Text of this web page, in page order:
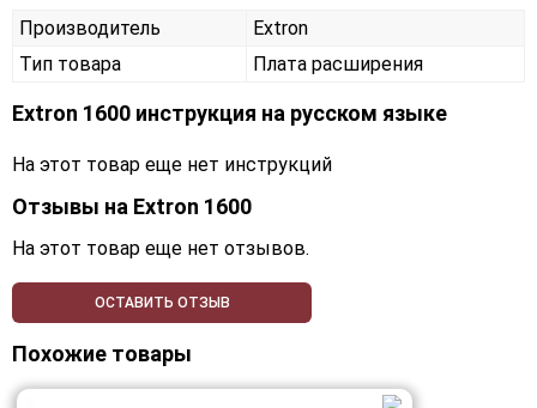
Производитель
Extron
Тип товара
Плата расширения
Extron 1600 инструкция на русском языке
На этот товар еще нет инструкций
Отзывы на Extron 1600
На этот товар еще нет отзывов.
ОСТАВИТЬ ОТЗЫВ
Похожие товары